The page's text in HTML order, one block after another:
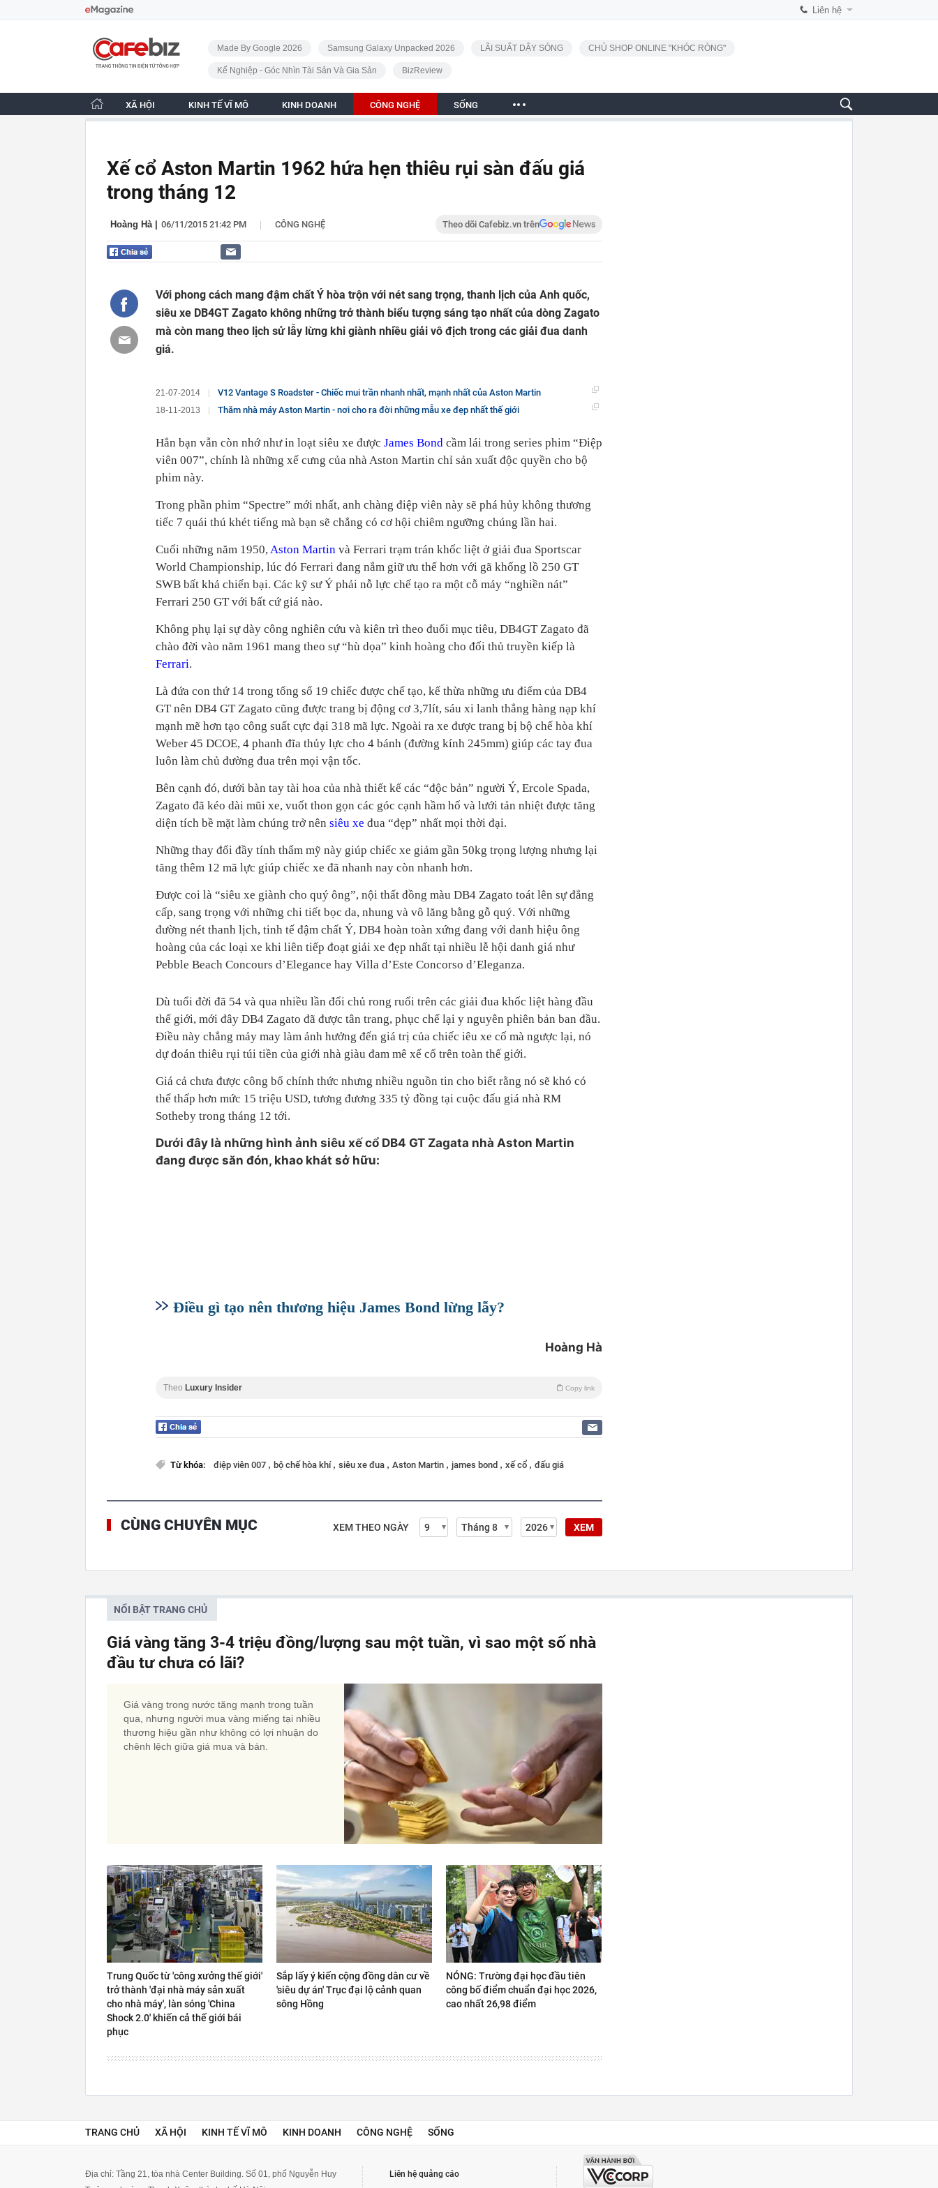
Liên hệ
CafeBiz - Trang chủ
Made By Google 2026 Samsung Galaxy Unpacked 2026 LÃI SUẤT DẬY SÓNG CHỦ SHOP ONLINE "KHÓC RÒNG"
Kế Nghiệp - Góc Nhìn Tài Sản Và Gia Sản BizReview
XÃ HỘI KINH TẾ VĨ MÔ KINH DOANH CÔNG NGHỆ SỐNG
Xế cổ Aston Martin 1962 hứa hẹn thiêu rụi sàn đấu giá
trong tháng 12
Hoàng Hà| 06/11/2015 21:42 PM | CÔNG NGHỆ Theo dõi Cafebiz.vn trên
Với phong cách mang đậm chất Ý hòa trộn với nét sang trọng, thanh lịch của Anh quốc,
siêu xe DB4GT Zagato không những trở thành biểu tượng sáng tạo nhất của dòng Zagato
mà còn mang theo lịch sử lẫy lừng khi giành nhiều giải vô địch trong các giải đua danh
giá.
21-07-2014 V12 Vantage S Roadster - Chiếc mui trần nhanh nhất, mạnh nhất của Aston Martin
18-11-2013 Thăm nhà máy Aston Martin - nơi cho ra đời những mẫu xe đẹp nhất thế giới
Hẳn bạn vẫn còn nhớ như in loạt siêu xe được James Bond cầm lái trong series phim “Điệp
viên 007”, chính là những xế cưng của nhà Aston Martin chỉ sản xuất độc quyền cho bộ
phim này.
Trong phần phim “Spectre” mới nhất, anh chàng điệp viên này sẽ phá hủy không thương
tiếc 7 quái thú khét tiếng mà bạn sẽ chẳng có cơ hội chiêm ngưỡng chúng lần hai.
Cuối những năm 1950,Aston Martin và Ferrari trạm trán khốc liệt ở giải đua Sportscar
World Championship, lúc đó Ferrari đang nắm giữ ưu thế hơn với gã khổng lồ 250 GT
SWB bất khả chiến bại. Các kỹ sư Ý phải nỗ lực chế tạo ra một cỗ máy “nghiền nát”
Ferrari 250 GT với bất cứ giá nào.
Không phụ lại sự dày công nghiên cứu và kiên trì theo đuổi mục tiêu, DB4GT Zagato đã
chào đời vào năm 1961 mang theo sự “hù dọa” kinh hoàng cho đối thủ truyền kiếp là
Ferrari.
Là đứa con thứ 14 trong tổng số 19 chiếc được chế tạo, kế thừa những ưu điểm của DB4
GT nên DB4 GT Zagato cũng được trang bị động cơ 3,7lít, sáu xi lanh thẳng hàng nạp khí
mạnh mẽ hơn tạo công suất cực đại 318 mã lực. Ngoài ra xe được trang bị bộ chế hòa khí
Weber 45 DCOE, 4 phanh đĩa thủy lực cho 4 bánh (đường kính 245mm) giúp các tay đua
luôn làm chủ đường đua trên mọi vận tốc.
Bên cạnh đó, dưới bàn tay tài hoa của nhà thiết kế các “độc bản” người Ý, Ercole Spada,
Zagato đã kéo dài mũi xe, vuốt thon gọn các góc cạnh hầm hố và lưới tản nhiệt được tăng
diện tích bề mặt làm chúng trở nên siêu xe đua “đẹp” nhất mọi thời đại.
Những thay đổi đầy tính thẩm mỹ này giúp chiếc xe giảm gần 50kg trọng lượng nhưng lại
tăng thêm 12 mã lực giúp chiếc xe đã nhanh nay còn nhanh hơn.
Được coi là “siêu xe giành cho quý ông”, nội thất đồng màu DB4 Zagato toát lên sự đẳng
cấp, sang trọng với những chi tiết bọc da, nhung và vô lăng bằng gỗ quý. Với những
đường nét thanh lịch, tinh tế đậm chất Ý, DB4 hoàn toàn xứng đang với danh hiệu ông
hoàng của các loại xe khi liên tiếp đoạt giải xe đẹp nhất tại nhiều lễ hội danh giá như
Pebble Beach Concours d’Elegance hay Villa d’Este Concorso d’Eleganza.
Dù tuổi đời đã 54 và qua nhiều lần đổi chủ rong ruổi trên các giải đua khốc liệt hàng đầu
thế giới, mới đây DB4 Zagato đã được tân trang, phục chế lại y nguyên phiên bản ban đầu.
Điều này chẳng mảy may làm ảnh hưởng đến giá trị của chiếc iêu xe cố mà ngược lại, nó
dự đoán thiêu rụi túi tiền của giới nhà giàu đam mê xế cổ trên toàn thế giới.
Giá cả chưa được công bố chính thức nhưng nhiều nguồn tin cho biết rằng nó sẽ khó có
thể thấp hơn mức 15 triệu USD, tương đương 335 tỷ đồng tại cuộc đấu giá nhà RM
Sotheby trong tháng 12 tới.
Dưới đây là những hình ảnh siêu xế cổ DB4 GT Zagata nhà Aston Martin
đang được săn đón, khao khát sở hữu:
Điều gì tạo nên thương hiệu James Bond lừng lẫy?
Hoàng Hà
Theo Luxury Insider Copy link
Từ khóa: điệp viên 007 , bộ chế hòa khí , siêu xe đua , Aston Martin , james bond , xế cổ , đấu giá
CÙNG CHUYÊN MỤC XEM THEO NGÀY XEM
NỔI BẬT TRANG CHỦ
Giá vàng tăng 3-4 triệu đồng/lượng sau một tuần, vì sao một số nhà
đầu tư chưa có lãi?
Giá vàng trong nước tăng mạnh trong tuần
qua, nhưng người mua vàng miếng tại nhiều
thương hiệu gần như không có lợi nhuận do
chênh lệch giữa giá mua và bán.
Trung Quốc từ 'công xưởng thế giới'
trở thành 'đại nhà máy sản xuất
cho nhà máy', làn sóng 'China
Shock 2.0' khiến cả thế giới bái
phục
Sắp lấy ý kiến cộng đồng dân cư về
'siêu dự án' Trục đại lộ cảnh quan
sông Hồng
NÓNG: Trường đại học đầu tiên
công bố điểm chuẩn đại học 2026,
cao nhất 26,98 điểm
TRANG CHỦ XÃ HỘI KINH TẾ VĨ MÔ KINH DOANH CÔNG NGHỆ SỐNG
Địa chỉ: Tầng 21, tòa nhà Center Building. Số 01, phố Nguyễn Huy
Liên hệ quảng cáo